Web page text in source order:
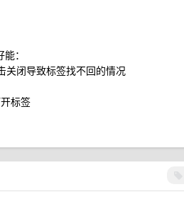
：
关闭导致标签找不回的情况
标签